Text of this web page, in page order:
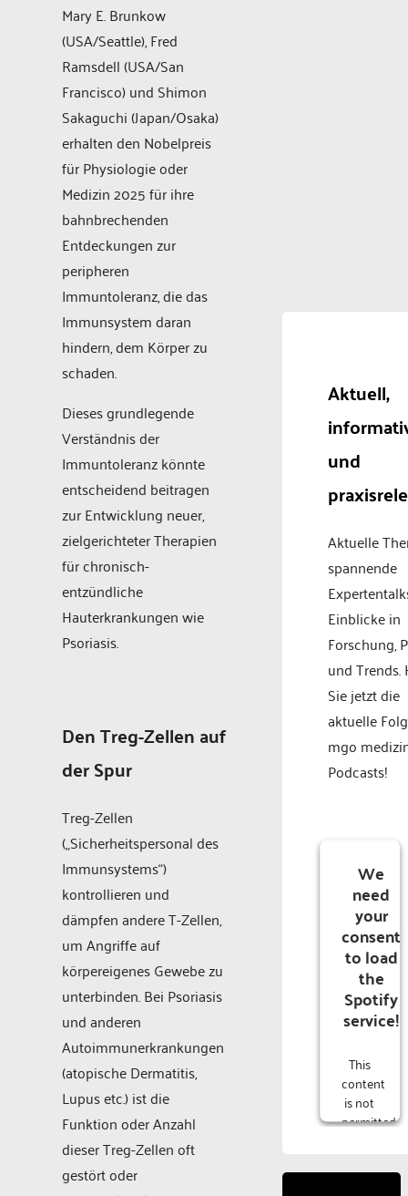
Mary E. Brunkow
(USA/Seattle), Fred
Ramsdell (USA/San
Francisco) und Shimon
Sakaguchi (Japan/Osaka)
erhalten den Nobelpreis
für Physiologie oder
Medizin 2025 für ihre
bahnbrechenden
Entdeckungen zur
peripheren
Immuntoleranz, die das
Immunsystem daran
hindern, dem Körper zu
schaden.
Dieses grundlegende
Verständnis der
Immuntoleranz könnte
entscheidend beitragen
zur Entwicklung neuer,
zielgerichteter Therapien
für chronisch-
entzündliche
Hauterkrankungen wie
Psoriasis.
Den Treg-Zellen auf
der Spur
Treg-Zellen
(„Sicherheitspersonal des
Immunsystems“)
kontrollieren und
dämpfen andere T-Zellen,
um Angriffe auf
körpereigenes Gewebe zu
unterbinden. Bei Psoriasis
und anderen
Autoimmunerkrankungen
(atopische Dermatitis,
Lupus etc.) ist die
Funktion oder Anzahl
dieser Treg-Zellen oft
gestört oder
Aktuell,
und
Aktuelle
spannende
Einblicke in
Forschung,
und Trends.
Sie jetzt die
aktuelle
mgo
Podcasts!
We
need
your
consent
to load
the
Spotify
service!
This
content
is not
permitted
due to